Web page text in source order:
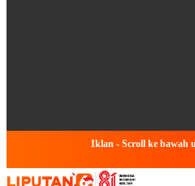
Iklan - Scroll ke bawah